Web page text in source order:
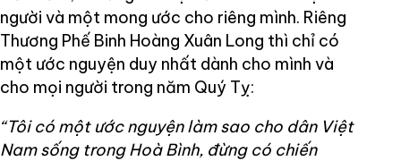
người và một mong ước cho riêng mình. Riêng
Thương Phế Binh Hoàng Xuân Long thì chỉ có
một ước nguyện duy nhất dành cho mình và
cho mọi người trong năm Quý Tỵ:
“Tôi có một ước nguyện làm sao cho dân Việt
Nam sống trong Hoà Bình, đừng có chiến